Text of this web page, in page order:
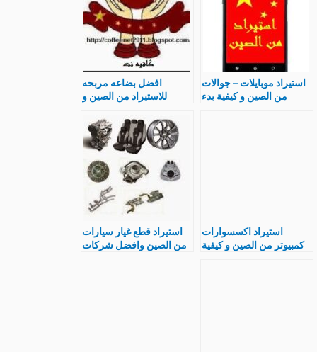
استيراد موبايلات – جوالات
من الصين و كيفية بدء
افضل بضاعه مربحه
للاستيراد من الصين و
استيراد اكسسوارات
كمبيوتر من الصين و كيفية
استيراد قطع غيار سيارات
من الصين وافضل شركات